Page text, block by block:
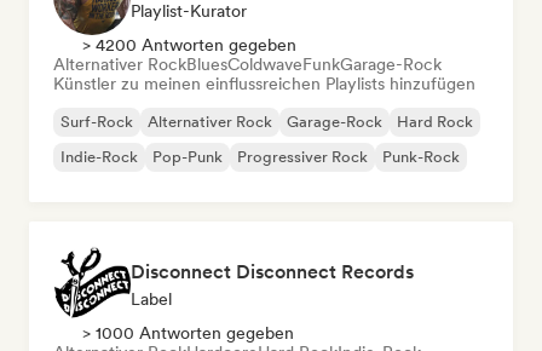
Playlist-Kurator
> 4200 Antworten gegeben
Alternativer RockBluesColdwaveFunkGarage-Rock
Künstler zu meinen einflussreichen Playlists hinzufügen
Surf-Rock Alternativer Rock Garage-Rock
Hard Rock
Indie-Rock
Pop-Punk Progressiver Rock Punk-Rock
Disconnect Disconnect Records
Label
> 1000 Antworten gegeben